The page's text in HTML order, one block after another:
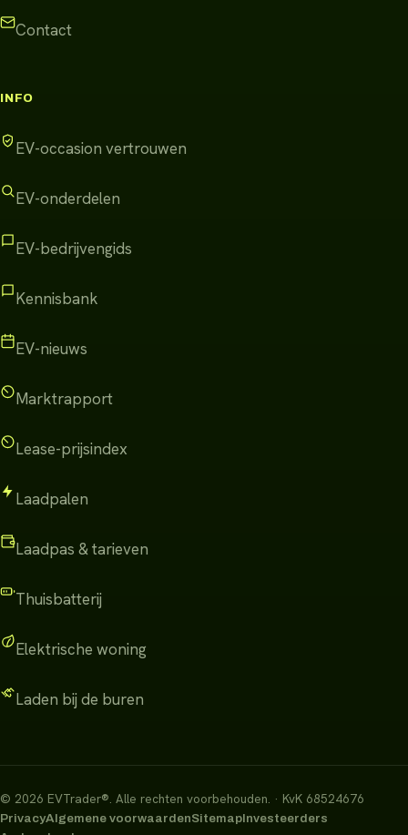
Contact
INFO
EV-occasion vertrouwen
EV-onderdelen
EV-bedrijvengids
Kennisbank
EV-nieuws
Marktrapport
Lease-prijsindex
Laadpalen
Laadpas & tarieven
Thuisbatterij
Elektrische woning
Laden bij de buren
© 2026 EVTrader®. Alle rechten voorbehouden. · KvK 68524676
PrivacyAlgemene voorwaardenSitemapInvesteerders